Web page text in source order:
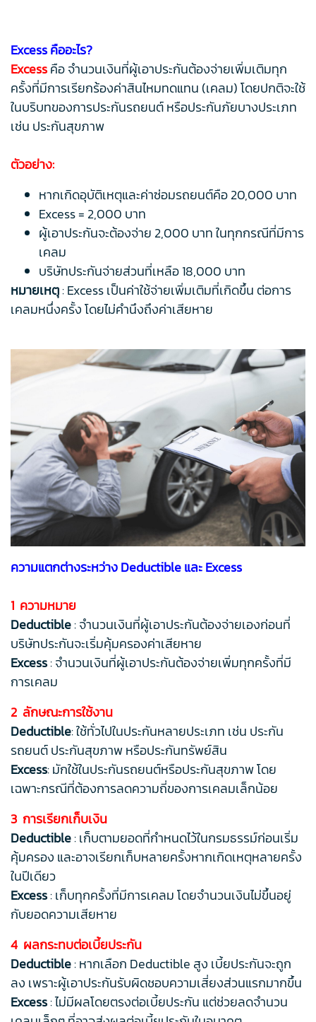
Excess คืออะไร?
Excessคือ จำนวนเงินที่ผู้เอาประกันต้องจ่ายเพิ่มเติมทุก
ครั้งที่มีการเรียกร้องค่าสินไหมทดแทน (เคลม) โดยปกติจะใช้
ในบริบทของการประกันรถยนต์ หรือประกันภัยบางประเภท
เช่น ประกันสุขภาพ
ตัวอย่าง:
หากเกิดอุบัติเหตุและค่าซ่อมรถยนต์คือ 20,000 บาท
Excess = 2,000 บาท
ผู้เอาประกันจะต้องจ่าย 2,000 บาท ในทุกกรณีที่มีการ
เคลม
บริษัทประกันจ่ายส่วนที่เหลือ 18,000 บาท
หมายเหตุ: Excess เป็นค่าใช้จ่ายเพิ่มเติมที่เกิดขึ้น ต่อการ
เคลมหนึ่งครั้ง โดยไม่คำนึงถึงค่าเสียหาย
ความแตกต่างระหว่าง Deductible และ Excess
1 ความหมาย
Deductible: จำนวนเงินที่ผู้เอาประกันต้องจ่ายเองก่อนที่
บริษัทประกันจะเริ่มคุ้มครองค่าเสียหาย
Excess: จำนวนเงินที่ผู้เอาประกันต้องจ่ายเพิ่มทุกครั้งที่มี
การเคลม
2 ลักษณะการใช้งาน
Deductible: ใช้ทั่วไปในประกันหลายประเภท เช่น ประกัน
รถยนต์ ประกันสุขภาพ หรือประกันทรัพย์สิน
Excess: มักใช้ในประกันรถยนต์หรือประกันสุขภาพ โดย
เฉพาะกรณีที่ต้องการลดความถี่ของการเคลมเล็กน้อย
3 การเรียกเก็บเงิน
Deductible: เก็บตามยอดที่กำหนดไว้ในกรมธรรม์ก่อนเริ่ม
คุ้มครอง และอาจเรียกเก็บหลายครั้งหากเกิดเหตุหลายครั้ง
ในปีเดียว
Excess: เก็บทุกครั้งที่มีการเคลม โดยจำนวนเงินไม่ขึ้นอยู่
กับยอดความเสียหาย
4 ผลกระทบต่อเบี้ยประกัน
Deductible: หากเลือก Deductible สูง เบี้ยประกันจะถูก
ลง เพราะผู้เอาประกันรับผิดชอบความเสี่ยงส่วนแรกมากขึ้น
Excess: ไม่มีผลโดยตรงต่อเบี้ยประกัน แต่ช่วยลดจำนวน